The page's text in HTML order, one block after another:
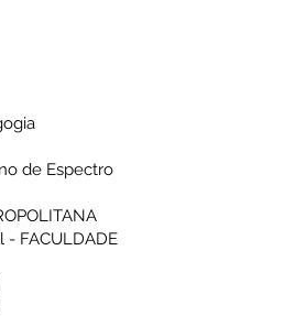
de Espectro
- FACULDADE